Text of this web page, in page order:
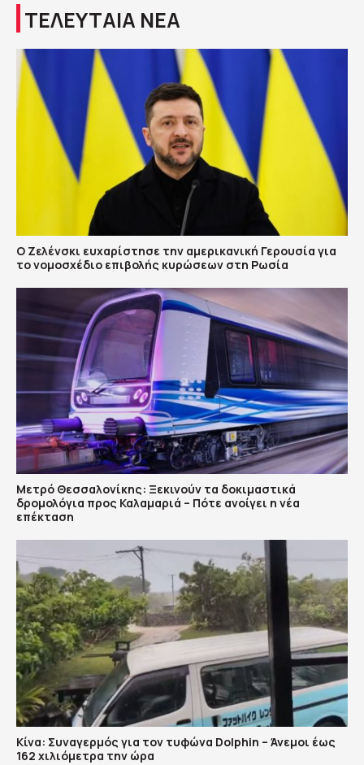
ΤΕΛΕΥΤΑΙΑ ΝΕΑ
Ο Ζελένσκι ευχαρίστησε την αμερικανική Γερουσία για
το νομοσχέδιο επιβολής κυρώσεων στη Ρωσία
Μετρό Θεσσαλονίκης: Ξεκινούν τα δοκιμαστικά
δρομολόγια προς Καλαμαριά – Πότε ανοίγει η νέα
επέκταση
Κίνα: Συναγερμός για τον τυφώνα Dolphin – Άνεμοι έως
162 χιλιόμετρα την ώρα